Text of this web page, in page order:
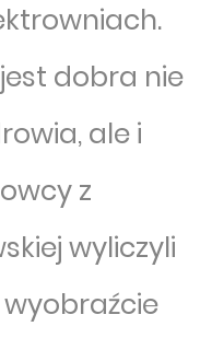
dobra nie
ale i
z
wyliczyli
wyobraźcie